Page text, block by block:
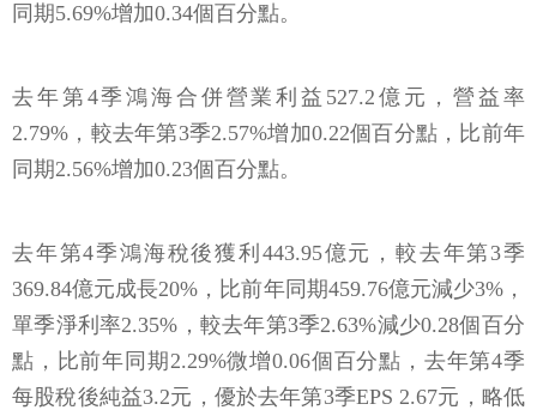
同期5.69%增加0.34個百分點。
去年第4季鴻海合併營業利益527.2億元，營益率
2.79%，較去年第3季2.57%增加0.22個百分點，比前年
同期2.56%增加0.23個百分點。
去年第4季鴻海稅後獲利443.95億元，較去年第3季
369.84億元成長20%，比前年同期459.76億元減少3%，
單季淨利率2.35%，較去年第3季2.63%減少0.28個百分
點，比前年同期2.29%微增0.06個百分點，去年第4季
每股稅後純益3.2元，優於去年第3季EPS 2.67元，略低